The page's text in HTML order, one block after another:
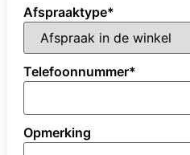
Afspraaktype*
Telefoonnummer*
Opmerking